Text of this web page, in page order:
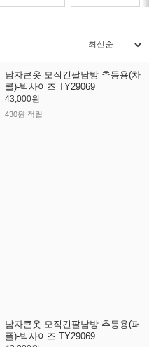
남자큰옷 모직긴팔남방 추동용(차
콜)-빅사이즈 TY29069
43,000원
430원 적립
남자큰옷 모직긴팔남방 추동용(퍼
플)-빅사이즈 TY29069